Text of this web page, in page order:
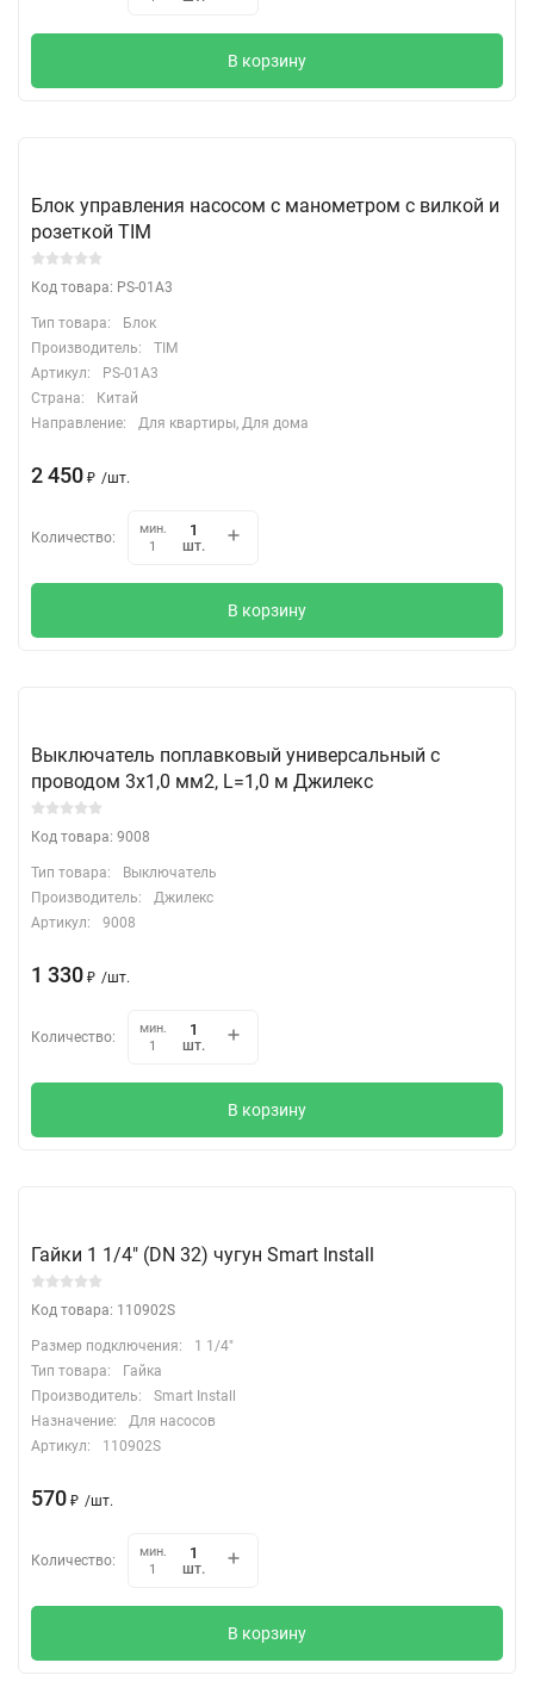
В корзину
Блок управления насосом с манометром с вилкой и
розеткой TIM
Код товара: PS-01A3
Тип товара:
Блок
Производитель:
TIM
Артикул:
PS-01A3
Страна:
Китай
Направление:
Для квартиры, Для дома
2 450 ₽ /шт.
Количество:
мин.
1
шт.
В корзину
Выключатель поплавковый универсальный с
проводом 3х1,0 мм2, L=1,0 м Джилекс
Код товара: 9008
Тип товара:
Выключатель
Производитель:
Джилекс
Артикул:
9008
1 330 ₽ /шт.
Количество:
мин.
1
шт.
В корзину
Гайки 1 1/4" (DN 32) чугун Smart Install
Код товара: 110902S
Размер подключения:
1 1/4"
Тип товара:
Гайка
Производитель:
Smart Install
Назначение:
Для насосов
Артикул:
110902S
570 ₽ /шт.
Количество:
мин.
1
шт.
В корзину